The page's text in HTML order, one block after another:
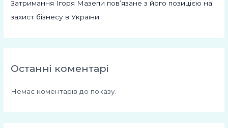
Затримання Ігоря Мазепи пов’язане з його позицією на
захист бізнесу в України
Останні коментарі
Немає коментарів до показу.